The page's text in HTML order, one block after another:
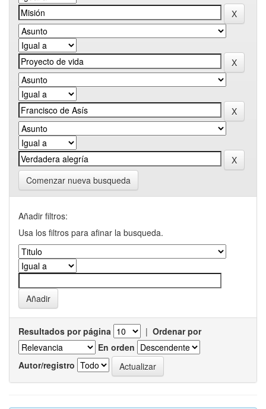
Comenzar nueva busqueda
Añadir filtros:
Usa los filtros para afinar la busqueda.
Resultados por página | Ordenar por
En orden
Autor/registro